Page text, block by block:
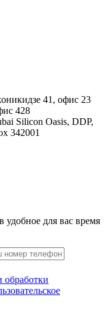
41, офис 23
428
Silicon Oasis, DDP,
342001
для вас время
обработки